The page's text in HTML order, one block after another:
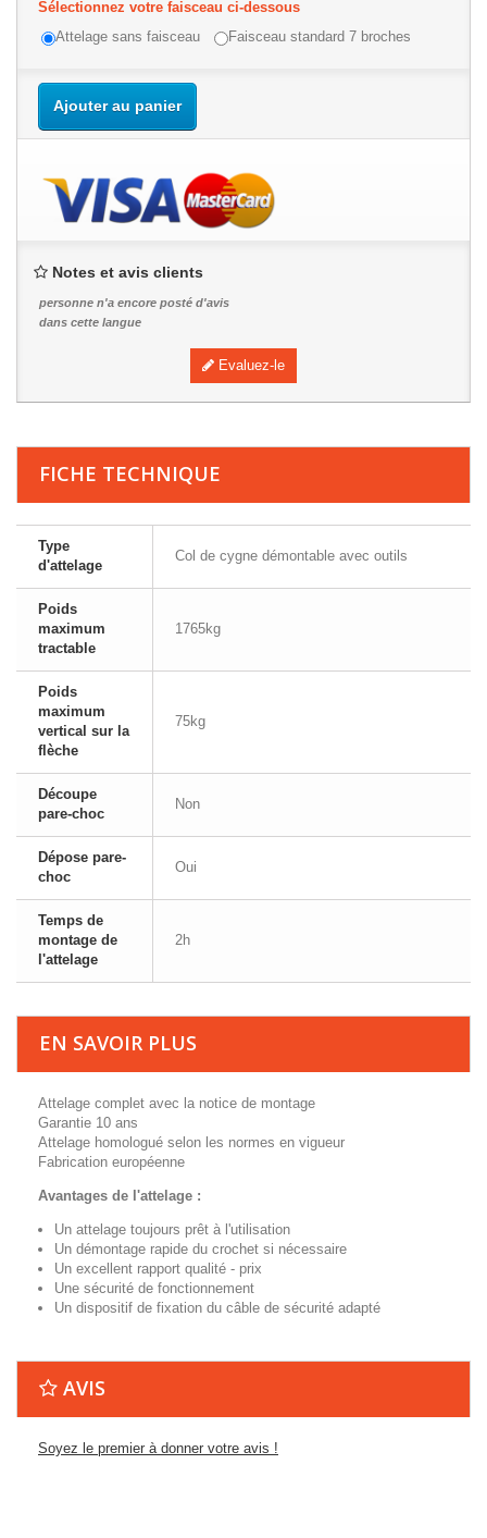
Sélectionnez votre faisceau ci-dessous
Attelage sans faisceau
Faisceau standard 7 broches
Ajouter au panier
Notes et avis clients
personne n'a encore posté d'avis
dans cette langue
Evaluez-le
FICHE TECHNIQUE
Type
d'attelage
Col de cygne démontable avec outils
Poids
maximum
tractable
1765kg
Poids
maximum
vertical sur la
flèche
75kg
Découpe
pare-choc
Non
Dépose pare-
choc
Oui
Temps de
montage de
l'attelage
2h
EN SAVOIR PLUS
Attelage complet avec la notice de montage
Garantie 10 ans
Attelage homologué selon les normes en vigueur
Fabrication européenne
Avantages de l'attelage :
Un attelage toujours prêt à l'utilisation
Un démontage rapide du crochet si nécessaire
Un excellent rapport qualité - prix
Une sécurité de fonctionnement
Un dispositif de fixation du câble de sécurité adapté
AVIS
Soyez le premier à donner votre avis !